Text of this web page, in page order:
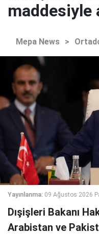
maddesiyle
Mepa News >
Yayınlanma: 09 Ağustos 2026
Dışişleri Bakanı
Arabistan ve